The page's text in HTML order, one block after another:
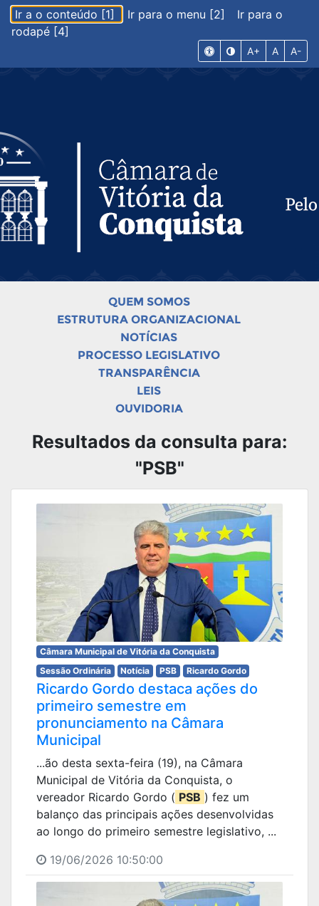
Ir a o conteúdo [1] Ir para o menu [2]
Ir para o
rodapé [4]
A+ A A-
QUEM SOMOS
ESTRUTURA ORGANIZACIONAL
NOTÍCIAS
PROCESSO LEGISLATIVO
TRANSPARÊNCIA
LEIS
OUVIDORIA
Resultados da consulta para:
"PSB"
Câmara Municipal de Vitória da Conquista
Sessão Ordinária
Notícia PSB Ricardo Gordo
Ricardo Gordo destaca ações do
primeiro semestre em
pronunciamento na Câmara
Municipal
...ão desta sexta-feira (19), na Câmara
Municipal de Vitória da Conquista, o
vereador Ricardo Gordo ( PSB ) fez um
balanço das principais ações desenvolvidas
ao longo do primeiro semestre legislativo, ...
19/06/2026 10:50:00